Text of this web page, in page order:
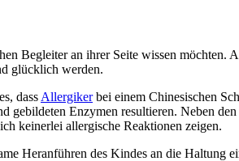
Beglei­ter an ihrer Sei­te wis­sen möch­ten.
glück­lich wer­den.
dass All­er­gi­kerbei einem Chi­ne­si­schen
Enzy­men resul­tie­ren. Neben
kei­ner­lei all­er­gi­sche Reak­tio­nen zei­gen.
Her­an­füh­ren des Kin­des an die Hal­tung